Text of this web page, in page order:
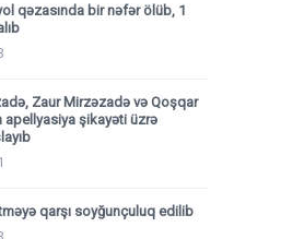
qəzasında bir nəfər ölüb, 1
Zaur Mirzəzadə və Qoşqar
apellyasiya şikayəti üzrə
qarşı soyğunçuluq edilib